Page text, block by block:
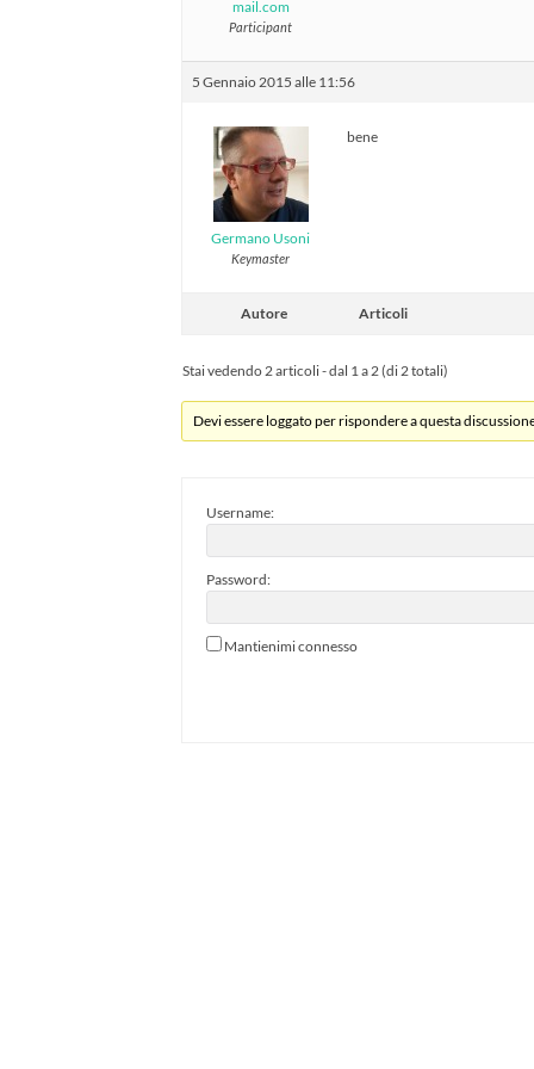
mail.com
Participant
5 Gennaio 2015 alle 11:56
Germano Usoni
Keymaster
bene
Autore Articoli
Stai vedendo 2 articoli - dal 1 a 2 (di 2 totali)
Devi essere loggato per rispondere a questa
Username:
Password:
Mantienimi connesso